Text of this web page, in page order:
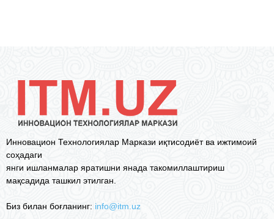
Инновацион Технологиялар Маркази иқтисодиёт ва ижтимоий
соҳадаги
янги ишланмалар яратишни янада такомиллаштириш
мақсадида ташкил этилган.
Биз билан боғланинг: info@itm.uz